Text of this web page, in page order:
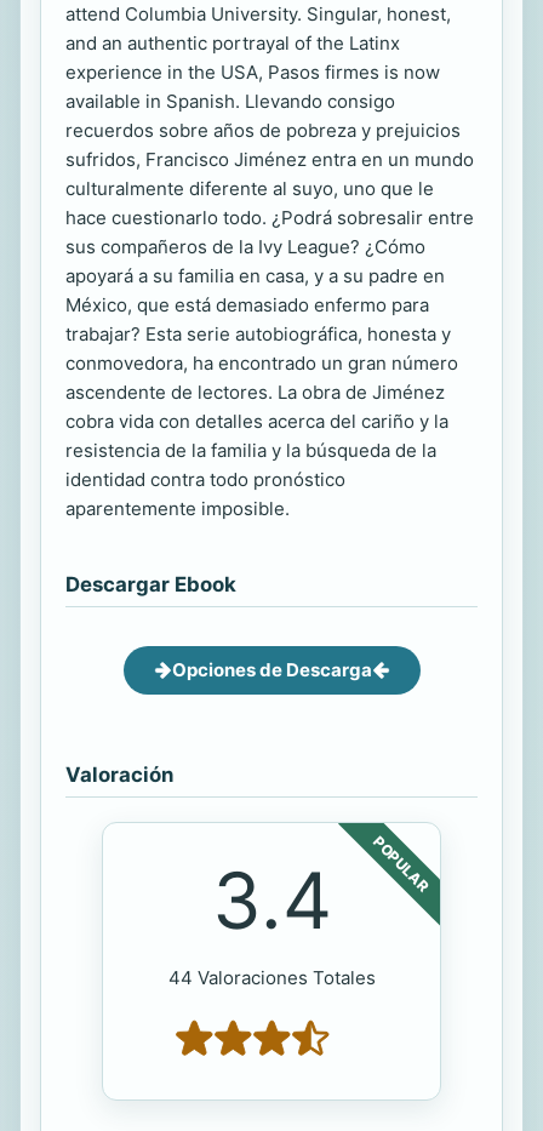
attend Columbia University. Singular, honest,
and an authentic portrayal of the Latinx
experience in the USA, Pasos firmes is now
available in Spanish. Llevando consigo
recuerdos sobre años de pobreza y prejuicios
sufridos, Francisco Jiménez entra en un mundo
culturalmente diferente al suyo, uno que le
hace cuestionarlo todo. ¿Podrá sobresalir entre
sus compañeros de la Ivy League? ¿Cómo
apoyará a su familia en casa, y a su padre en
México, que está demasiado enfermo para
trabajar? Esta serie autobiográfica, honesta y
conmovedora, ha encontrado un gran número
ascendente de lectores. La obra de Jiménez
cobra vida con detalles acerca del cariño y la
resistencia de la familia y la búsqueda de la
identidad contra todo pronóstico
aparentemente imposible.
Descargar Ebook
Opciones de Descarga
Valoración
POPULAR
3.4
44 Valoraciones Totales